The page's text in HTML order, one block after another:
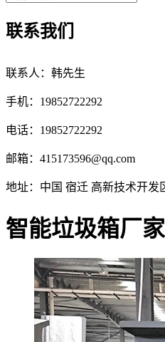
联系我们
联系人：韩先生
手机：19852722292
电话：19852722292
邮箱： 415173596@qq.com
地址：中国 宿迁 高新技术开发
智能垃圾箱厂